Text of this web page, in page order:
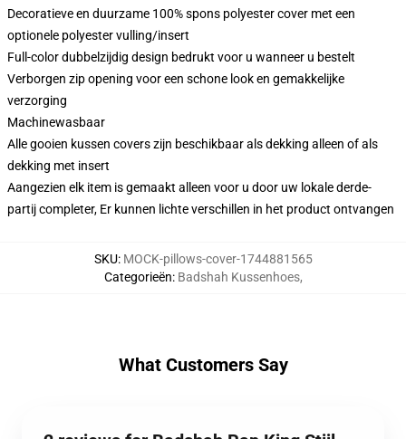
Decoratieve en duurzame 100% spons polyester cover met een
optionele polyester vulling/insert
Full-color dubbelzijdig design bedrukt voor u wanneer u bestelt
Verborgen zip opening voor een schone look en gemakkelijke
verzorging
Machinewasbaar
Alle gooien kussen covers zijn beschikbaar als dekking alleen of als
dekking met insert
Aangezien elk item is gemaakt alleen voor u door uw lokale derde-
partij completer, Er kunnen lichte verschillen in het product ontvangen
SKU: MOCK-pillows-cover-1744881565
Categorieën: Badshah Kussenhoes,
What Customers Say